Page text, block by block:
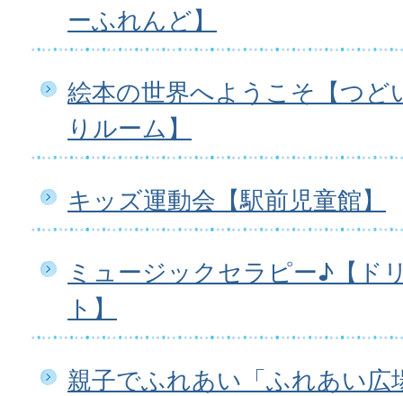
ーふれんど】
絵本の世界へようこそ【つど
りルーム】
キッズ運動会【駅前児童館】
ミュージックセラピー♪【ド
ト】
親子でふれあい「ふれあい広